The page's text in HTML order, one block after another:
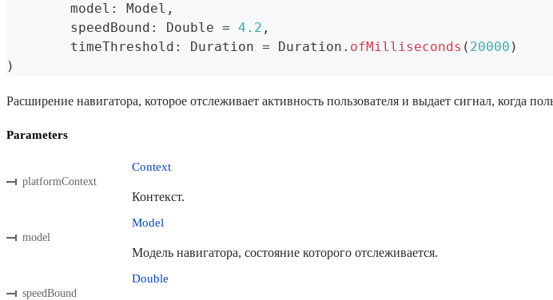
	model
: Model ,
	speedBound
: Double = 4.2 ,
	timeThreshold
: Duration = Duration . ofMilliseconds ( 20000 )
)
Расширение навигатора, которое отслеживает активность пользователя и выдает сигнал, когда
Parameters
platformContext
Context
Контекст.
model
Model
Модель навигатора, состояние которого отслеживается.
speedBound
Double